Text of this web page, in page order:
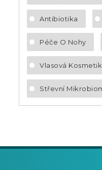
Antibiotika
Péče O Nohy
Vlasová
Střevní